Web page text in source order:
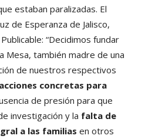
estaban paralizadas. El
de Esperanza de Jalisco,
“Decidimos fundar
Mesa, también madre de una
de nuestros respectivos
concretas para
de presión para que
investigación y la falta de
a las familias en otros